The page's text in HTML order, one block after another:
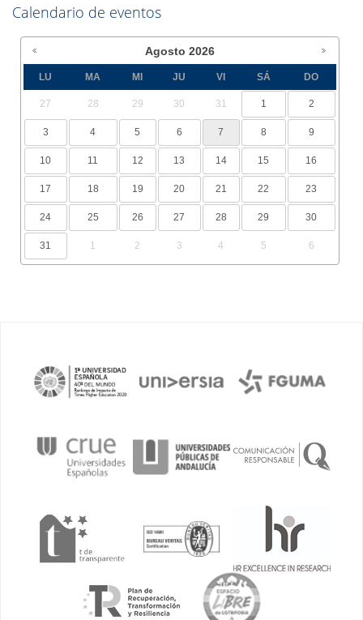
Calendario de eventos
Agosto 2026
LU MA MI JU VI SÁ DO
27 28 29 30 31 1 2
3 4 5 6 7 8 9
10 11 12 13 14 15 16
17 18 19 20 21 22 23
24 25 26 27 28 29 30
31 1 2 3 4 5 6